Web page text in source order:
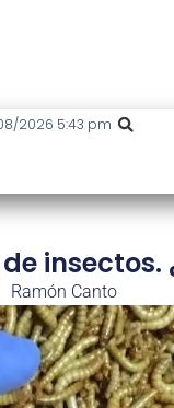
2026 5:43 pm
insectos.
Ramón Canto